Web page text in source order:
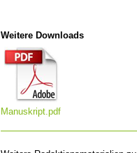
Weitere Downloads
Manuskript.pdf